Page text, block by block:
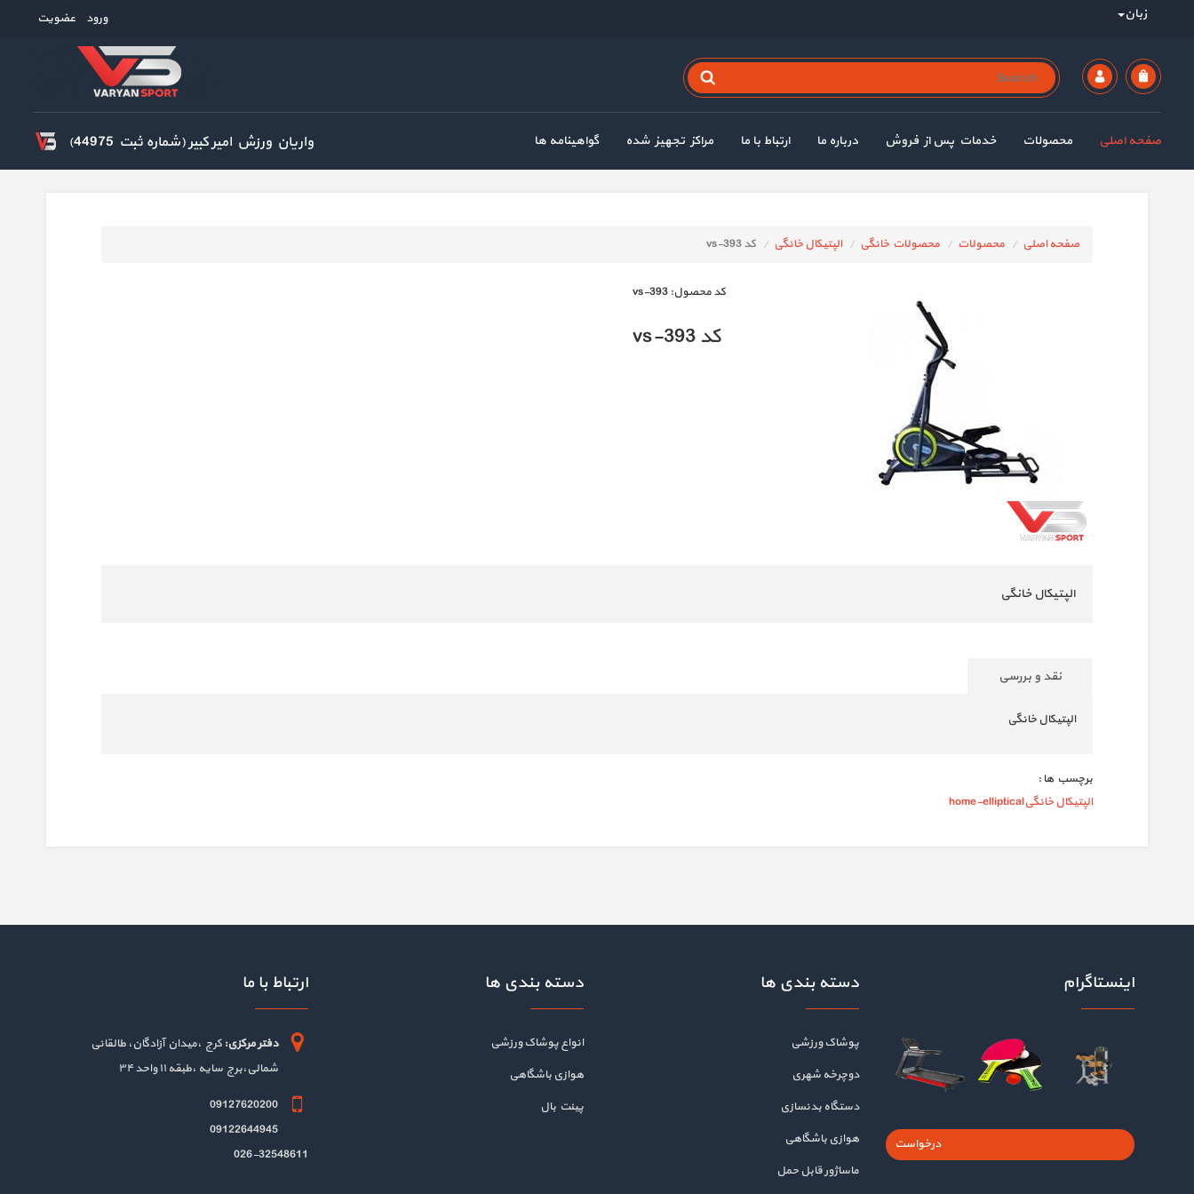
زبان ورود عضویت
صفحه اصلی محصولات خدمات پس از فروش درباره ما ارتباط با ما مراکز تجهیز شده گواهینامه ها واریان ورزش امیر کبیر (شماره ثبت 44975)
صفحه اصلی محصولات محصولات خانگی الپتیکال خانگی کد vs-393
كد محصول: vs-393
کد vs-393
الپتیکال خانگی
نقد و بررسی
الپتیکال خانگی
برچسب ها :
الپتیکال خانگیhome-elliptical
اینستاگرام
درخواست
دسته بندی ها
پوشاک ورزشی
دوچرخه شهری
دستگاه بدنسازی
هوازی باشگاهی
ماساژور قابل حمل
دسته بندی ها
انواع پوشاک ورزشی
هوازی باشگاهی
پینت بال
ارتباط با ما
دفتر مرکزی: کرج ،میدان آزادگان، طالقانی
شمالی،برج سایه ،طبقه ۱۱ واحد ۳۴
09127620200
09122644945
026-32548611